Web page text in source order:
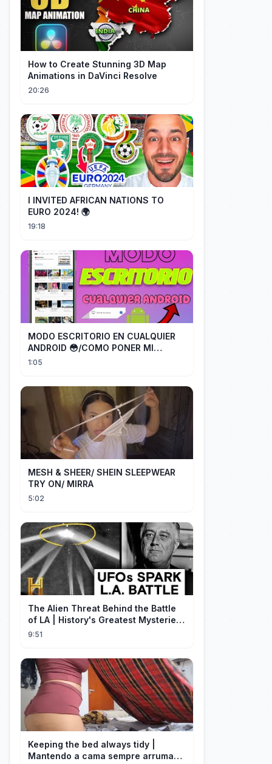
How to Create Stunning 3D Map
Animations in DaVinci Resolve
20:26
I INVITED AFRICAN NATIONS TO
EURO 2024! 🌍
19:18
MODO ESCRITORIO EN CUALQUIER
ANDROID 😳/COMO PONER MI
TELÉFONO EN MODO ESCRITORIO
1:05
MESH & SHEER/ SHEIN SLEEPWEAR
TRY ON/ MIRRA
5:02
The Alien Threat Behind the Battle
of LA | History's Greatest Mysteries
(S5)
9:51
Keeping the bed always tidy |
Mantendo a cama sempre arrumada